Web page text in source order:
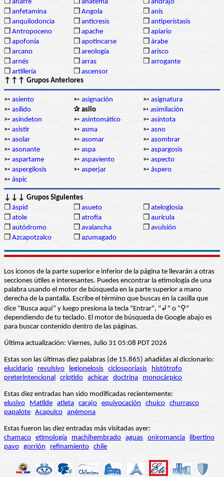
❒ anafre ❒ anatema ❒ andrajo
❒ anfetamina ❒ Angola ❒ anís
❒ anquilodoncia ❒ anticresis ❒ antiperístasis
❒ Antropoceno ❒ apache ❒ apiario
❒ apofonía ❒ apotincarse ❒ árabe
❒ arcano ❒ areología ❒ arisco
❒ arnés ❒ arras ❒ arrogante
❒ artillería ❒ ascensor
↑↑↑ Grupos Anteriores
➳ asiento ➳ asignación ➳ asignatura
➳ asílido ✰ asilo ➳ asimilación
➳ asíndeton ➳ asintomático ➳ asíntota
➳ asistir ➳ asma ➳ asno
➳ asolar ➳ asomar ➳ asombrar
➳ asonante ➳ aspa ➳ aspargosis
➳ aspartame ➳ aspaviento ➳ aspecto
➳ aspergilosis ➳ asperjar ➳ áspero
➳ áspic
↓↓↓ Grupos Siguientes
❒ áspid ❒ asueto ❒ ateloglosia
❒ atole ❒ atrofia ❒ aurícula
❒ autódromo ❒ avalancha ❒ avulsión
❒ Azcapotzalco ❒ azumagado
Los iconos de la parte superior e inferior de la página te llevarán a otras
secciones útiles e interesantes. Puedes encontrar la etimología de una
palabra usando el motor de búsqueda en la parte superior a mano
derecha de la pantalla. Escribe el término que buscas en la casilla que
dice “Busca aquí” y luego presiona la tecla "Entrar", "↲" o "⚲"
dependiendo de tu teclado. El motor de búsqueda de Google abajo es
para buscar contenido dentro de las páginas.
Última actualización: Viernes, Julio 31 05:08 PDT 2026
Estas son las últimas diez palabras (de 15.865) añadidas al diccionario:
elucidario
revulsivo legionelosis ciclosporiasis
histótrofo
preterintencional
críptido achicar doctrina monocárpico
Estas diez entradas han sido modificadas recientemente:
elusivo
Matilde atleta carajo equivocación chuico churrasco
papalote Acapulco anémona
Estas fueron las diez entradas más visitadas ayer:
chamaco etimología machihembrado aguas oniromancia
libertino
pavo gorrión refinamiento chile